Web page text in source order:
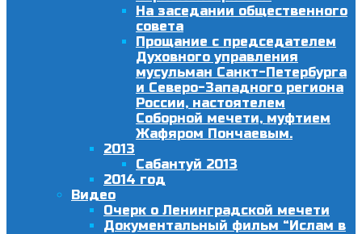
На заседании общественного
совета
Прощание с председателем
Духовного управления
мусульман Санкт-Петербурга
и Северо-Западного региона
России, настоятелем
Соборной мечети, муфтием
Жафяром Пончаевым.
2013
Сабантуй 2013
2014 год
Видео
Очерк о Ленинградской мечети
Документальный фильм “Ислам в